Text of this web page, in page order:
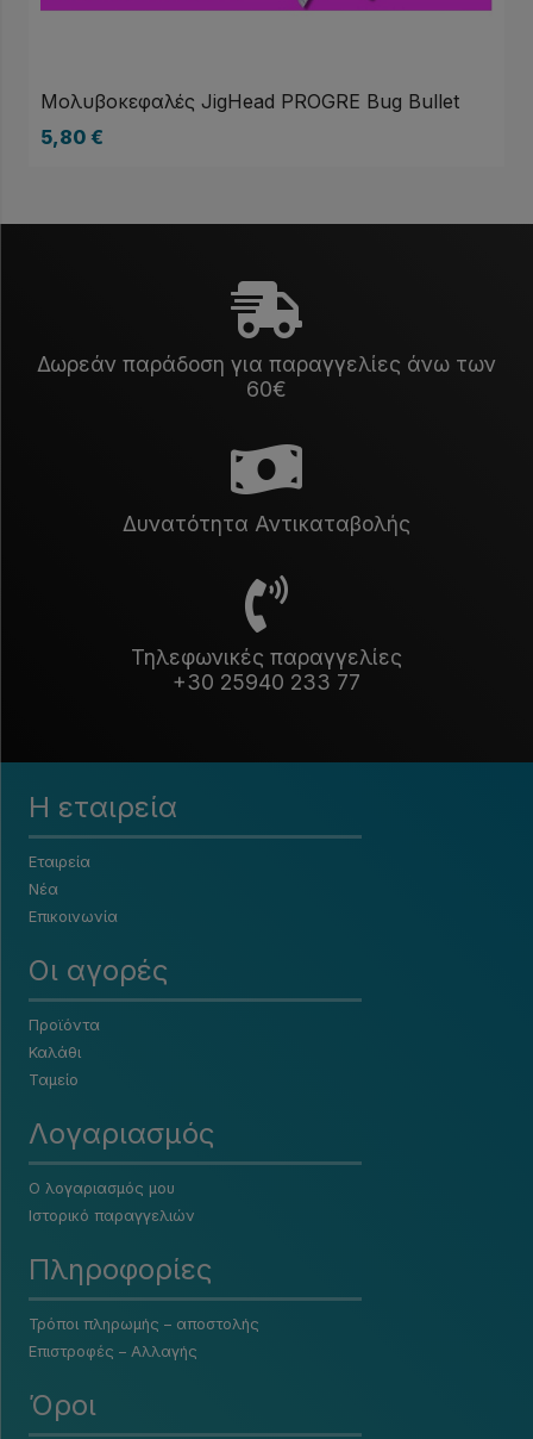
Μολυβοκεφαλές JigHead PROGRE Bug Bullet
5,80 €
Δωρεάν παράδοση για παραγγελίες άνω των
60€
Δυνατότητα Αντικαταβολής
Τηλεφωνικές παραγγελίες
+30 25940 233 77
Η εταιρεία
Εταιρεία
Νέα
Επικοινωνία
Οι αγορές
Προϊόντα
Καλάθι
Ταμείο
Λογαριασμός
Ο λογαριασμός μου
Ιστορικό παραγγελιών
Πληροφορίες
Τρόποι πληρωμής – αποστολής
Επιστροφές – Αλλαγής
Όροι